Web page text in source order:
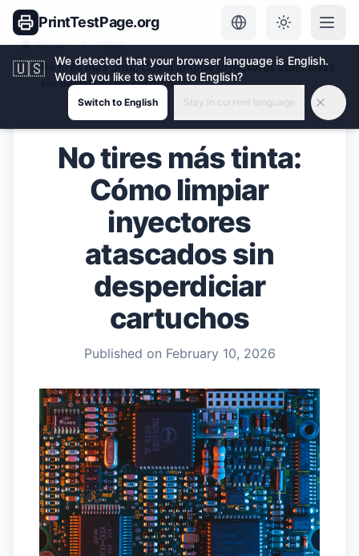
PrintTestPage.org
🇺🇸
We detected that your browser language is English.
Would you like to switch to English?
Switch to English Stay in current language
Inicio
Blog
No tires más tinta: Cómo limpiar inyectores atascados
sin desperdiciar cartuchos
No tires más tinta:
Cómo limpiar
inyectores
atascados sin
desperdiciar
cartuchos
Published on February 10, 2026